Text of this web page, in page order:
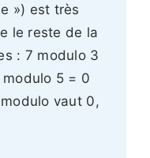
») est très
le reste de la
: 7 modulo 3
5 = 0
vaut 0,